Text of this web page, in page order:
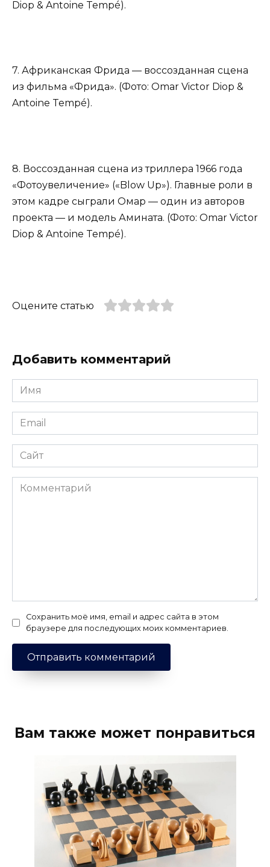
Diop & Antoine Tempé).
7. Африканская Фрида — воссозданная сцена
из фильма «Фрида». (Фото: Omar Victor Diop &
Antoine Tempé).
8. Воссозданная сцена из триллера 1966 года
«Фотоувеличение» («Blow Up»). Главные роли в
этом кадре сыграли Омар — один из авторов
проекта — и модель Амината. (Фото: Omar Victor
Diop & Antoine Tempé).
Оцените статью
Добавить комментарий
Имя
*
Email
*
Сайт
Комментарий
Сохранить моё имя, email и адрес сайта в этом
браузере для последующих моих комментариев.
Вам также может понравиться